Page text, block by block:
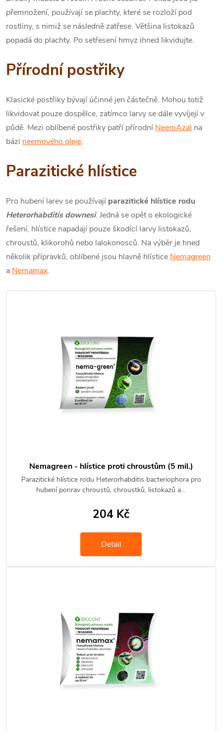
přemnožení, používají se plachty, které se rozloží pod
rostliny, s nimiž se následně zatřese. Většina listokazů
popadá do plachty. Po setřesení hmyz ihned likvidujte.
Přírodní postřiky
Klasické postřiky bývají účinné jen částečně. Mohou totiž
likvidovat pouze dospělce, zatímco larvy se dále vyvíjejí v
půdě. Mezi oblíbené postřiky patří přírodní NeemAzal na
bázi neemového oleje.
Parazitické hlístice
Pro hubení larev se používají parazitické hlístice rodu
Heterorhabditis downesi. Jedná se opět o ekologické
řešení, hlístice napadají pouze škodící larvy listokazů,
chroustů, klikorohů nebo lalokonosců. Na výběr je hned
několik přípravků, oblíbené jsou hlavně hlístice Nemagreen
a Nemamax.
Nemagreen - hlístice proti chroustům (5 mil.)
Parazitické hlístice rodu Heterorhabditis bacteriophora pro
hubení ponrav chroustů, chroustků, listokazů a…
204 Kč
Detail